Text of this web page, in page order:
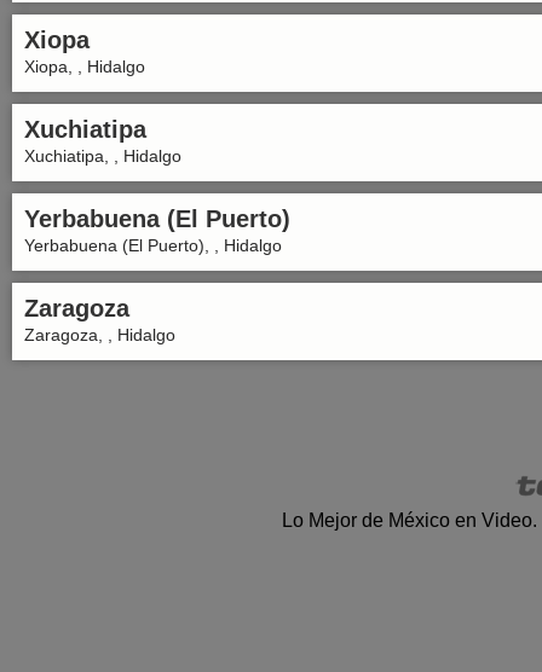
Xiopa
Xiopa, , Hidalgo
Xuchiatipa
Xuchiatipa, , Hidalgo
Yerbabuena (El Puerto)
Yerbabuena (El Puerto), , Hidalgo
Zaragoza
Zaragoza, , Hidalgo
Lo Mejor de México en